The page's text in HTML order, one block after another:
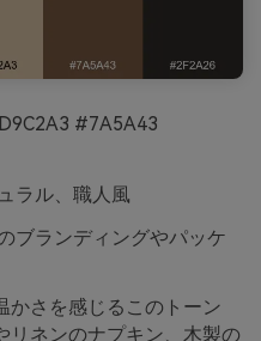
#7A5A43
ラル、職人風
ブランディングやパッケ
かさを感じるこのトーン
リネンのナプキン、木製の